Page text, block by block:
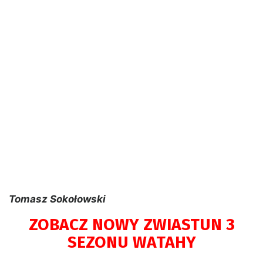
Tomasz Sokołowski
ZOBACZ NOWY ZWIASTUN 3
SEZONU WATAHY